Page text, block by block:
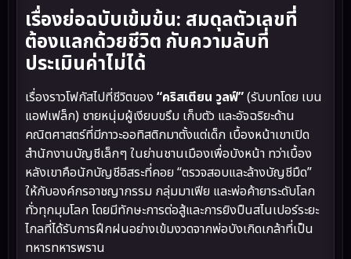
เรื่องย่อฉบับเข้มข้น: สมดุลตัวเลขที่
ต้องแลกด้วยชีวิต กับความลับที่
ประเมินค่าไม่ได้
เรื่องราวโฟกัสไปที่ชีวิตของ “คริสเตียน วูลฟ์”(รับบทโดย เบน
แอฟเฟล็ก) ชายหนุ่มผู้เงียบขรึม เก็บตัว และอัจฉริยะด้าน
คณิตศาสตร์ที่มีภาวะออทิสติกมาตั้งแต่เด็ก เบื้องหน้าเขาเปิด
สำนักงานบัญชีเล็กๆ ในย่านชานเมืองเพื่อบังหน้า ทว่าเบื้อง
หลังเขาคือนักบัญชีอิสระที่คอย “ตรวจสอบและล้างบัญชีมืด”
ให้กับองค์กรอาชญากรรม กลุ่มมาเฟีย และพ่อค้ายาระดับโลก
ทั่วทุกมุมโลก โดยมีทักษะการต่อสู้และการยิงปืนสไนเปอร์ระยะ
ไกลที่ได้รับการฝึกฝนอย่างเข้มงวดจากพ่อบังเกิดเกล้าที่เป็น
ทหารทหารพราน